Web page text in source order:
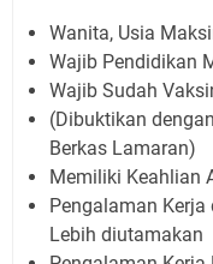
Wanita, Usia
Wajib Pendidikan
Wajib Sudah
(Dibuktikan
Berkas Lamaran)
Memiliki Keahlian
Pengalaman
Lebih diutamakan